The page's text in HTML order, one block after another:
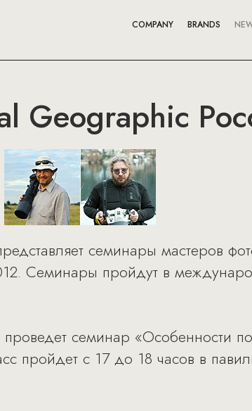
COMPANY BRANDS
Geographic
семинары мастеров
Семинары пройдут в
семинар «Особенности
пройдет с 17 до 18 часов в